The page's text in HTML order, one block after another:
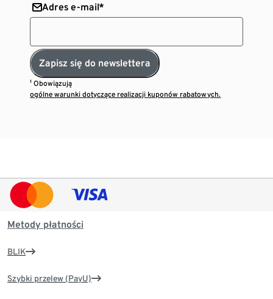
Adres e-mail*
Zapisz się do newslettera
¹ Obowiązują
ogólne warunki dotyczące realizacji kuponów rabatowych.
Metody płatności
BLIK
Szybki przelew (PayU)